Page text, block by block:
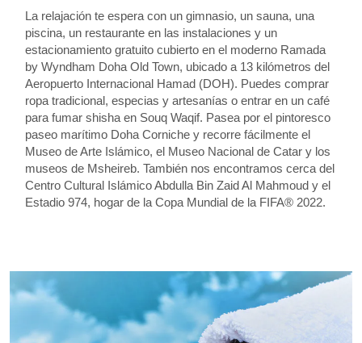
La relajación te espera con un gimnasio, un sauna, una
piscina, un restaurante en las instalaciones y un
estacionamiento gratuito cubierto en el moderno Ramada
by Wyndham Doha Old Town, ubicado a 13 kilómetros del
Aeropuerto Internacional Hamad (DOH). Puedes comprar
ropa tradicional, especias y artesanías o entrar en un café
para fumar shisha en Souq Waqif. Pasea por el pintoresco
paseo marítimo Doha Corniche y recorre fácilmente el
Museo de Arte Islámico, el Museo Nacional de Catar y los
museos de Msheireb. También nos encontramos cerca del
Centro Cultural Islámico Abdulla Bin Zaid Al Mahmoud y el
Estadio 974, hogar de la Copa Mundial de la FIFA® 2022.